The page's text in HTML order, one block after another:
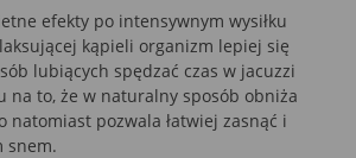
efekty po intensywnym wysiłku
kąpieli organizm lepiej się
lubiących spędzać czas w jacuzzi
na to, że w naturalny sposób obniża
natomiast pozwala łatwiej zasnąć i
snem.